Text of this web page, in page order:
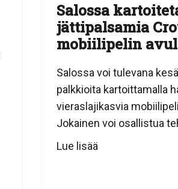
Salossa
jättipalsamia
mobiilipelin
Salossa voi tulevana
palkkioita kartoittamalla
vieraslajikasvia
Jokainen voi osallistua
Lue lisää